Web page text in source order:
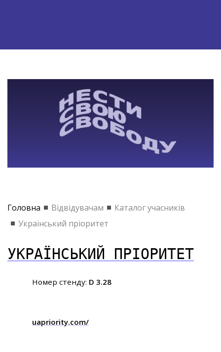
Головна Відвідувачам
Каталог учасників
Український пріоритет
УКРАЇНСЬКИЙ ПРІОРИТЕТ
Номер стенду: D 3.28
uapriority.com/